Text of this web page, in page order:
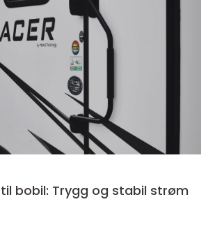
bobil: Trygg og stabil strøm